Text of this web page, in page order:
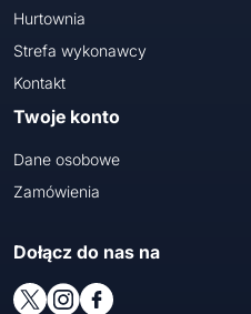
Hurtownia
Strefa wykonawcy
Kontakt
Twoje konto
Dane osobowe
Zamówienia
Dołącz do nas na